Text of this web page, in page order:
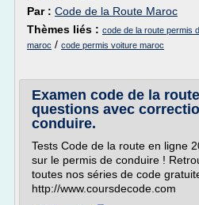
Par : Code de la Route Maroc
Thèmes liés : code de la route permis
maroc / code permis voiture maroc
Examen code de la
questions avec
conduire.
Tests Code de la route en ligne
sur le permis de conduire !
toutes nos séries de code
http://www.coursdecode.com